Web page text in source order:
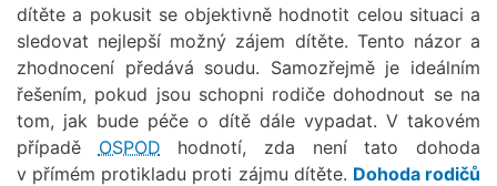
dítěte a pokusit se objektivně hodnotit celou situaci a
sledovat nejlepší možný zájem dítěte. Tento názor a
zhodnocení předává soudu. Samozřejmě je ideálním
řešením, pokud jsou schopni rodiče dohodnout se na
tom, jak bude péče o dítě dále vypadat. V takovém
případě OSPOD hodnotí, zda není tato dohoda
v přímém protikladu proti zájmu dítěte. Dohoda rodičů